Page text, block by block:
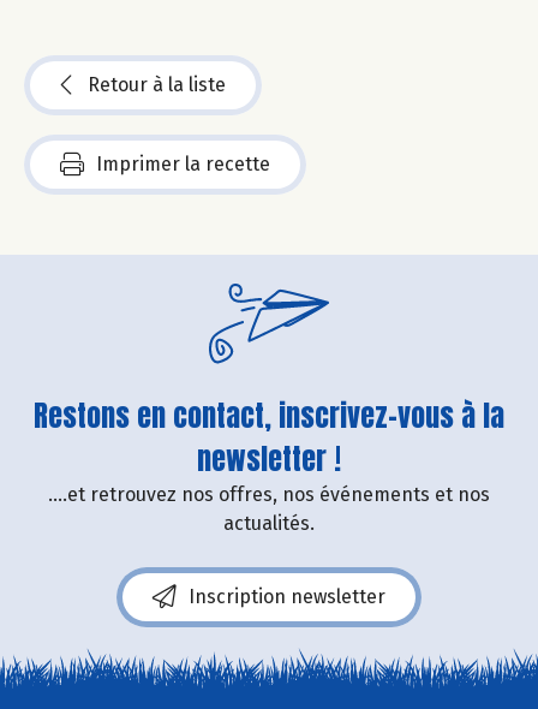
Retour à la liste
Imprimer la recette
Restons en contact, inscrivez-vous à la
newsletter !
....et retrouvez nos offres, nos événements et nos
actualités.
Inscription newsletter